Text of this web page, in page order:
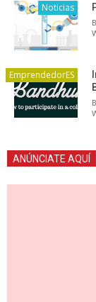
Noticias
EmprendedorES
ANÚNCIATE AQUÍ